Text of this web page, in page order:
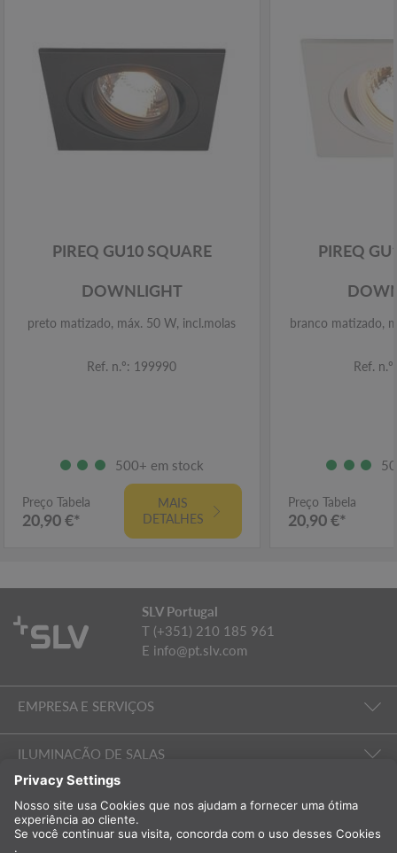
PIREQ GU10 SQUARE
DOWNLIGHT
preto matizado, máx. 50 W, incl.molas
Ref. n.º: 199990
500+ em stock
Preço Tabela
20,90 €*
MAIS
DETALHES
PIREQ
branco matizado,
Ref.
Preço Tabela
20,90 €*
SLV Portugal
T (+351) 210 185 961
E info@pt.slv.com
EMPRESA E SERVIÇOS
ILUMINAÇÃO DE SALAS
EMPRESA E SERVIÇOS
Internacional